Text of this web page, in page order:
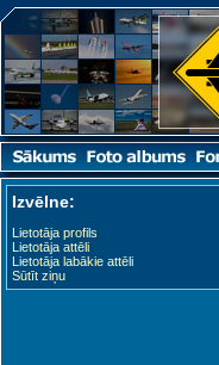
Izvēlne:
Lietotāja profils
Lietotāja attēli
Lietotāja labākie attēli
Sūtīt ziņu